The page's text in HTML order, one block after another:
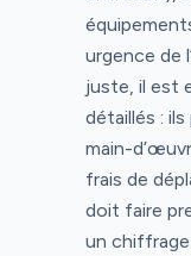
urgence de
juste, il est
détaillés :
main-
frais de
doit faire
un